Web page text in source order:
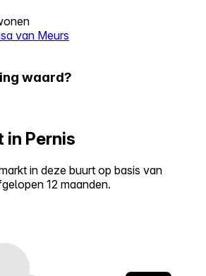
van Meurs
waard?
in Pernis
in deze buurt op basis van
12 maanden.